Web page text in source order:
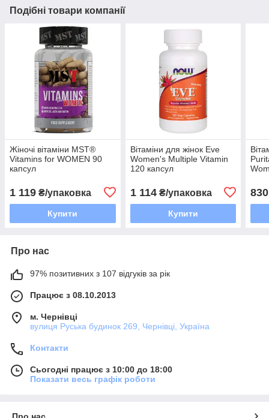
Подібні товари компанії
Жіночі вітаміни MST®
Vitamins for WOMEN 90
капсул
1 119 ₴/упаковка
Купити
Вітаміни для жінок Eve
Women's Multiple Vitamin
120 капсул
1 114₴/упаковка
Купити
830
Про нас
97% позитивних з 107 відгуків за рік
Працює з 08.10.2013
м. Чернівці
вулиця Руська будинок 269, Чернівці, Україна
Контакти
Сьогодні працює з 10:00 до 18:00
Показати весь графік роботи